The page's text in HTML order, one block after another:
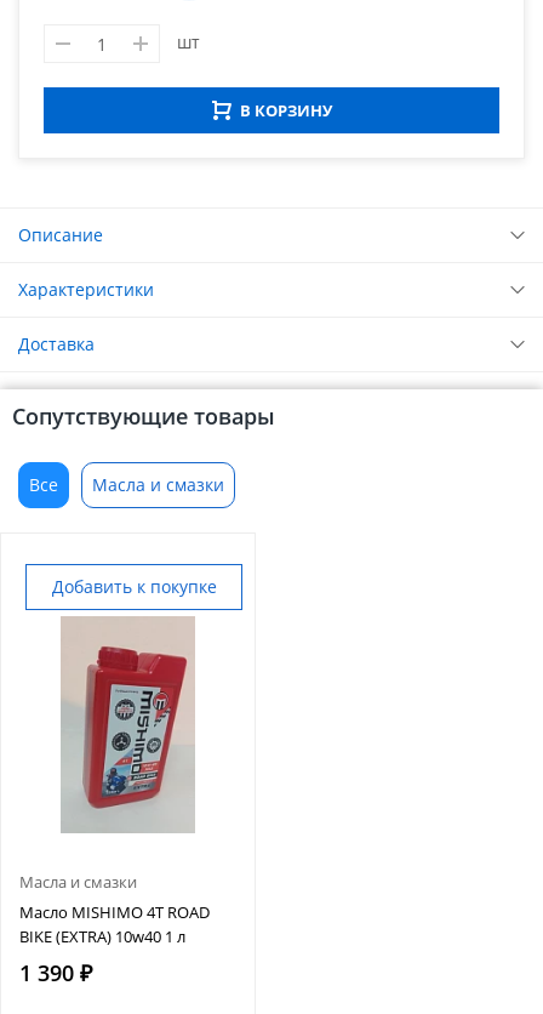
шт
В КОРЗИНУ
Описание
Характеристики
Доставка
Сопутствующие товары
Все Масла и смазки
Добавить к покупке
Масла и смазки
Масло MISHIMO 4T ROAD
BIKE (EXTRA) 10w40 1 л
1 390 ₽